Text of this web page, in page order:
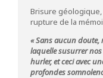
Brisure
rupture de la
« Sans aucun
laquelle susurrer
hurler, et ceci avec
profondes